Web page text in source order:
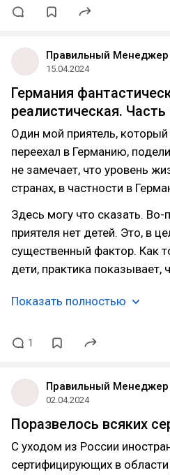
Правильный Менеджер
15.04.2024
Германия
реалистическая. Часть
Один мой приятель, который
переехал в Германию,
не замечает, что уровень
странах, в частности в
Здесь могу что сказать. Во-
приятеля нет детей. Это, в
существенный фактор. Как
дети, практика показывает,
Показать полностью
1
Правильный Менеджер
02.04.2024
Поразвелось всяких
С уходом из России
сертифицирующих в области